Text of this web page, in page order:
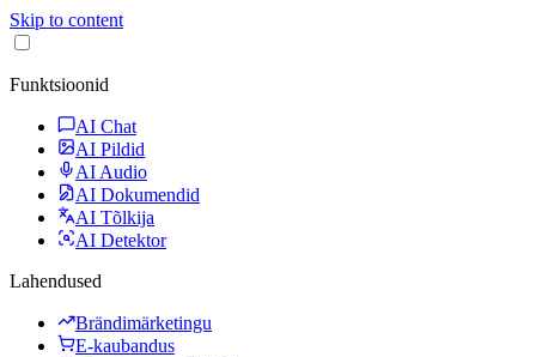
Skip to content
Funktsioonid
AI Chat
AI Pildid
AI Audio
AI Dokumendid
AI Tõlkija
AI Detektor
Lahendused
Brändimärketingu
E-kaubandus